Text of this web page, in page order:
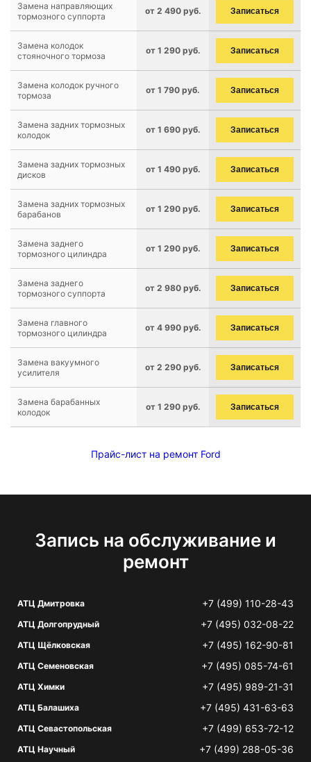
Замена направляющих
тормозного суппорта
от 2 490 руб. Записаться
Замена колодок
стояночного тормоза
от 1 290 руб. Записаться
Замена колодок ручного
тормоза
от 1 790 руб. Записаться
Замена задних тормозных
колодок
от 1 690 руб. Записаться
Замена задних тормозных
дисков
от 1 490 руб. Записаться
Замена задних тормозных
барабанов
от 1 290 руб. Записаться
Замена заднего
тормозного цилиндра
от 1 290 руб. Записаться
Замена заднего
тормозного суппорта
от 2 980 руб. Записаться
Замена главного
тормозного цилиндра
от 4 990 руб. Записаться
Замена вакуумного
усилителя
от 2 290 руб. Записаться
Замена барабанных
колодок
от 1 290 руб. Записаться
Прайс-лист на ремонт Ford
Запись на обслуживание и
ремонт
АТЦ Дмитровка +7 (499) 110-28-43
АТЦ Долгопрудный +7 (495) 032-08-22
АТЦ Щёлковская +7 (495) 162-90-81
АТЦ Семеновская +7 (495) 085-74-61
АТЦ Химки +7 (495) 989-21-31
АТЦ Балашиха +7 (495) 431-63-63
АТЦ Севастопольская +7 (499) 653-72-12
АТЦ Научный +7 (499) 288-05-36